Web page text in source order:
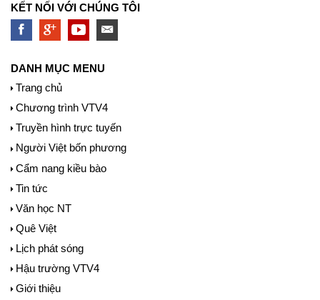
KẾT NỐI VỚI CHÚNG TÔI
DANH MỤC MENU
Trang chủ
Chương trình VTV4
Truyền hình trực tuyến
Người Việt bốn phương
Cẩm nang kiều bào
Tin tức
Văn học NT
Quê Việt
Lịch phát sóng
Hậu trường VTV4
Giới thiệu